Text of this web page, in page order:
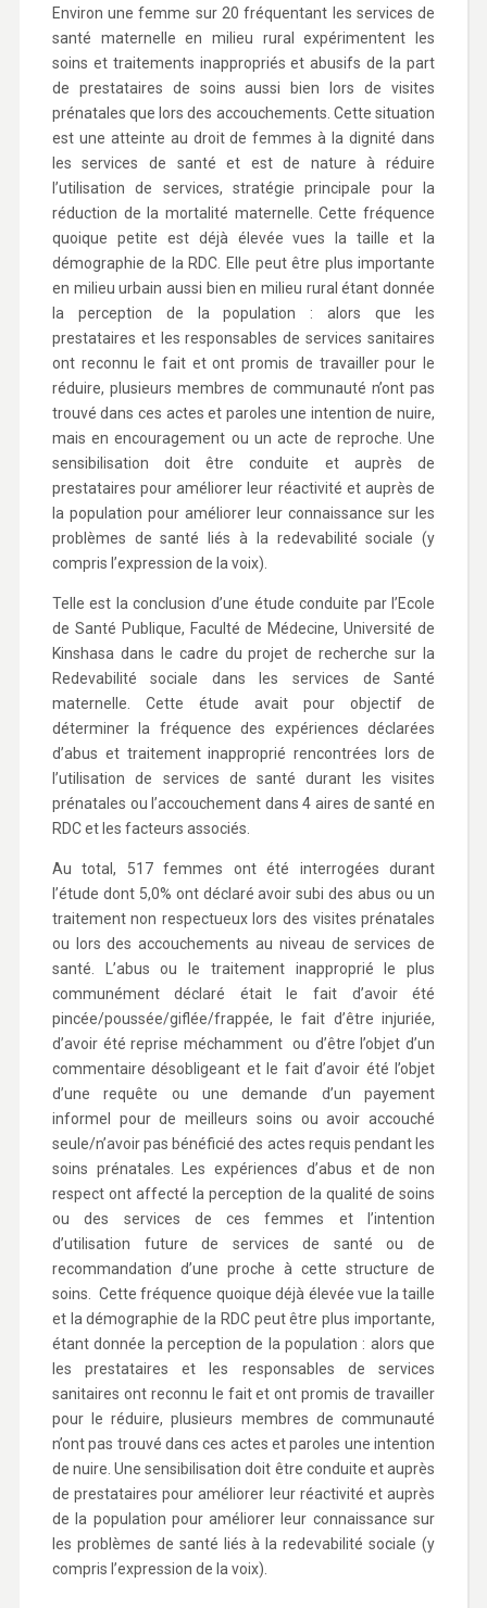
Environ une femme sur 20 fréquentant les services de
santé maternelle en milieu rural expérimentent les
soins et traitements inappropriés et abusifs de la part
de prestataires de soins aussi bien lors de visites
prénatales que lors des accouchements. Cette situation
est une atteinte au droit de femmes à la dignité dans
les services de santé et est de nature à réduire
l’utilisation de services, stratégie principale pour la
réduction de la mortalité maternelle. Cette fréquence
quoique petite est déjà élevée vues la taille et la
démographie de la RDC. Elle peut être plus importante
en milieu urbain aussi bien en milieu rural étant donnée
la perception de la population : alors que les
prestataires et les responsables de services sanitaires
ont reconnu le fait et ont promis de travailler pour le
réduire, plusieurs membres de communauté n’ont pas
trouvé dans ces actes et paroles une intention de nuire,
mais en encouragement ou un acte de reproche. Une
sensibilisation doit être conduite et auprès de
prestataires pour améliorer leur réactivité et auprès de
la population pour améliorer leur connaissance sur les
problèmes de santé liés à la redevabilité sociale (y
compris l’expression de la voix).
Telle est la conclusion d’une étude conduite par l’Ecole
de Santé Publique, Faculté de Médecine, Université de
Kinshasa dans le cadre du projet de recherche sur la
Redevabilité sociale dans les services de Santé
maternelle. Cette étude avait pour objectif de
déterminer la fréquence des expériences déclarées
d’abus et traitement inapproprié rencontrées lors de
l’utilisation de services de santé durant les visites
prénatales ou l’accouchement dans 4 aires de santé en
RDC et les facteurs associés.
Au total, 517 femmes ont été interrogées durant
l’étude dont 5,0% ont déclaré avoir subi des abus ou un
traitement non respectueux lors des visites prénatales
ou lors des accouchements au niveau de services de
santé. L’abus ou le traitement inapproprié le plus
communément déclaré était le fait d’avoir été
pincée/poussée/giflée/frappée, le fait d’être injuriée,
d’avoir été reprise méchamment ou d’être l’objet d’un
commentaire désobligeant et le fait d’avoir été l’objet
d’une requête ou une demande d’un payement
informel pour de meilleurs soins ou avoir accouché
seule/n’avoir pas bénéficié des actes requis pendant les
soins prénatales. Les expériences d’abus et de non
respect ont affecté la perception de la qualité de soins
ou des services de ces femmes et l’intention
d’utilisation future de services de santé ou de
recommandation d’une proche à cette structure de
soins. Cette fréquence quoique déjà élevée vue la taille
et la démographie de la RDC peut être plus importante,
étant donnée la perception de la population : alors que
les prestataires et les responsables de services
sanitaires ont reconnu le fait et ont promis de travailler
pour le réduire, plusieurs membres de communauté
n’ont pas trouvé dans ces actes et paroles une intention
de nuire. Une sensibilisation doit être conduite et auprès
de prestataires pour améliorer leur réactivité et auprès
de la population pour améliorer leur connaissance sur
les problèmes de santé liés à la redevabilité sociale (y
compris l’expression de la voix).